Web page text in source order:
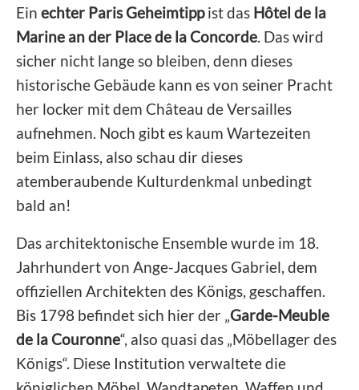
Ein echter Paris Geheimtippist das Hôtel de la
Marine an der Place de la Concorde. Das wird
sicher nicht lange so bleiben, denn dieses
historische Gebäude kann es von seiner Pracht
her locker mit dem Château de Versailles
aufnehmen. Noch gibt es kaum Wartezeiten
beim Einlass, also schau dir dieses
atemberaubende Kulturdenkmal unbedingt
bald an!
Das architektonische Ensemble wurde im 18.
Jahrhundert von Ange-Jacques Gabriel, dem
offiziellen Architekten des Königs, geschaffen.
Bis 1798 befindet sich hier der „Garde-Meuble
de la Couronne“, also quasi das „Möbellager des
Königs“. Diese Institution verwaltete die